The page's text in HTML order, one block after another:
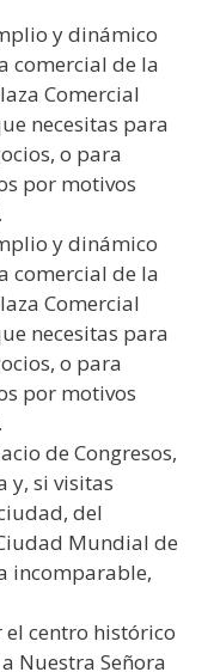
y dinámico
comercial de la
Comercial
necesitas para
o para
por motivos
y dinámico
comercial de la
Comercial
necesitas para
o para
por motivos
de Congresos,
y, si visitas
del
Mundial de
incomparable,
centro histórico
Nuestra Señora